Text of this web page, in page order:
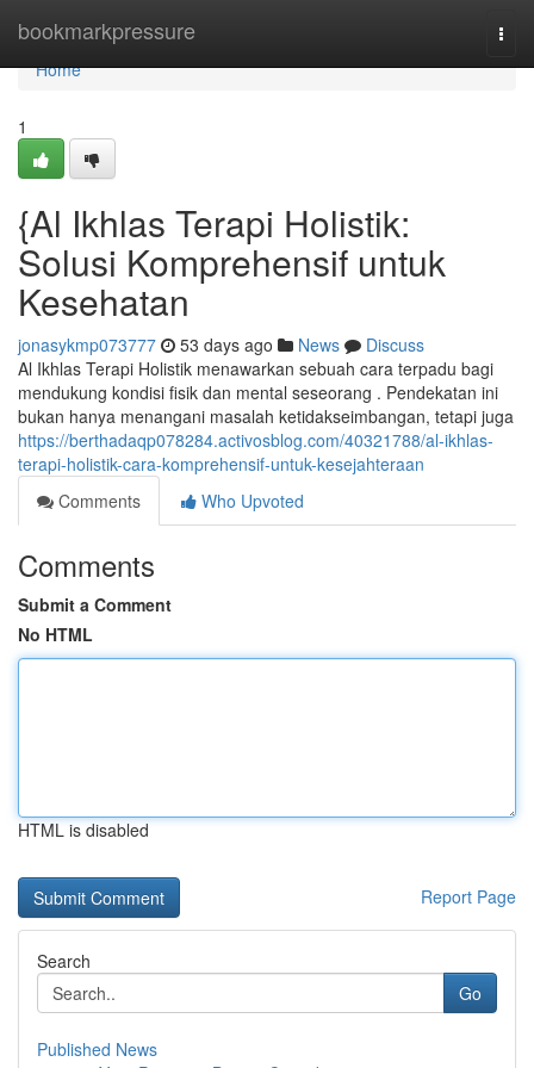
bookmarkpressure
Home
Home
1
{Al Ikhlas Terapi Holistik:
Solusi Komprehensif untuk
Kesehatan
jonasykmp073777 53 days ago News
Discuss
Al Ikhlas Terapi Holistik menawarkan sebuah cara terpadu bagi
mendukung kondisi fisik dan mental seseorang . Pendekatan ini
bukan hanya menangani masalah ketidakseimbangan, tetapi juga
https://berthadaqp078284.activosblog.com/40321788/al-ikhlas-
terapi-holistik-cara-komprehensif-untuk-kesejahteraan
Comments
Who Upvoted
Comments
Submit a Comment
No HTML
HTML is disabled
Report Page
Search
Go
Published News